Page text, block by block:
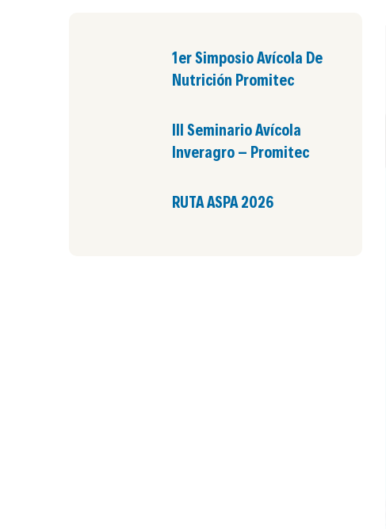
1er Simposio Avícola De
Nutrición Promitec
III Seminario Avícola
Inveragro – Promitec
RUTA ASPA 2026